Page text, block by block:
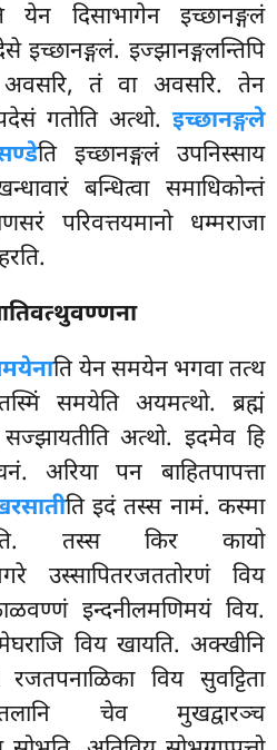
येन दिसाभागेन इच्छानङ्गलं
इच्छानङ्गलं. इज्झानङ्गलन्तिपि
तं वा अवसरि. तेन
गतोति अत्थो. इच्छानङ्गले
ति इच्छानङ्गलं उपनिस्साय
बन्धित्वा समाधिकोन्तं
परिवत्तयमानो धम्मराजा
ति येन समयेन भगवा तत्थ
समयेति अयमत्थो. ब्रह्मं
अत्थो. इदमेव हि
अरिया पन बाहितपापत्ता
ति इदं तस्स नामं. कस्मा
तस्स किर कायो
उस्सापितरजततोरणं विय
इन्दनीलमणिमयं विय.
विय खायति. अक्खीनि
रजतपनाळिका विय सुवट्टिता
चेव मुखद्वारञ्च